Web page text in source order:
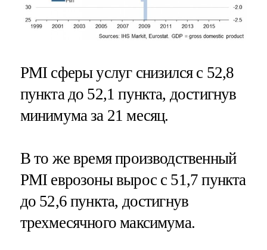
PMI сферы услуг снизился с 52,8
пункта до 52,1 пункта, достигнув
минимума за 21 месяц.
В то же время производственный
PMI еврозоны вырос с 51,7 пункта
до 52,6 пункта, достигнув
трехмесячного максимума.